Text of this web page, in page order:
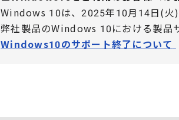
Windows 10は、2025年10月14日(火
弊社製品のWindows 10における製品
Windows10のサポート終了について